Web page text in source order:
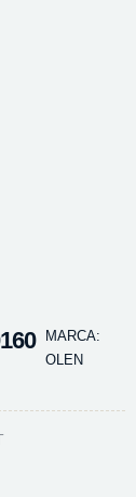
MARCA:
OLEN